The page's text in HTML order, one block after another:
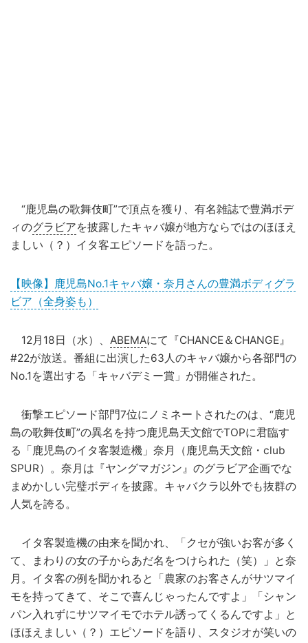
“鹿児島の歌舞伎町”で頂点を獲り、有名雑誌で豊満ボデ
ィのグラビアを披露したキャバ嬢が地方ならではのほほえ
ましい（？）イタ客エピソードを語った。
【映像】鹿児島No.1キャバ嬢・奈月さんの豊満ボディグラ
ビア（全身姿も）
12月18日（水）、 ABEMAにて『CHANCE＆CHANGE』
#22が放送。番組に出演した63人のキャバ嬢から各部門の
No.1を選出する「キャバデミー賞」が開催された。
衝撃エピソード部門7位にノミネートされたのは、“鹿児
島の歌舞伎町”の異名を持つ鹿児島天文館でTOPに君臨す
る「鹿児島のイタ客製造機」奈月（鹿児島天文館・club
SPUR）。奈月は『ヤングマガジン』のグラビア企画でな
まめかしい完璧ボディを披露。キャバクラ以外でも抜群の
人気を誇る。
イタ客製造機の由来を聞かれ、「クセが強いお客が多く
て、まわりの女の子からあだ名をつけられた（笑）」と奈
月。イタ客の例を聞かれると「農家のお客さんがサツマイ
モを持ってきて、そこで喜んじゃったんですよ」「シャン
パン入れずにサツマイモでホテル誘ってくるんですよ」と
ほほえましい（？）エピソードを語り、スタジオが笑いの